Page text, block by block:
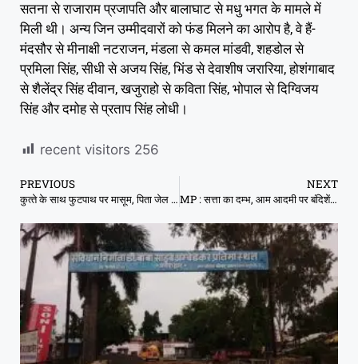
सतना से राजाराम प्रजापति और बालाघाट से मधु भगत के मामले में
मिली थी। अन्य जिन उम्मीदवारों को फंड मिलने का आरोप है, वे हैं-
मंदसौर से मीनाक्षी नटराजन, मंडला से कमल मांडवी, शहडोल से
प्रमिला सिंह, सीधी से अजय सिंह, भिंड से देवाशीष जरारिया, होशंगाबाद
से शैलेंद्र सिंह दीवान, खजुराहो से कविता सिंह, भोपाल से दिग्विजय
सिंह और दमोह से प्रताप सिंह लोधी।
recent visitors 256
PREVIOUS
कुत्‍ते के साथ फुटपाथ पर मासूम, पिता जेल में और मां छोड़कर गई
NEXT
MP : सत्ता का दम्भ, आम आदमी पर बंदिशें, बीजेपी की किसान सम्मेलन में उमड़े हजारों